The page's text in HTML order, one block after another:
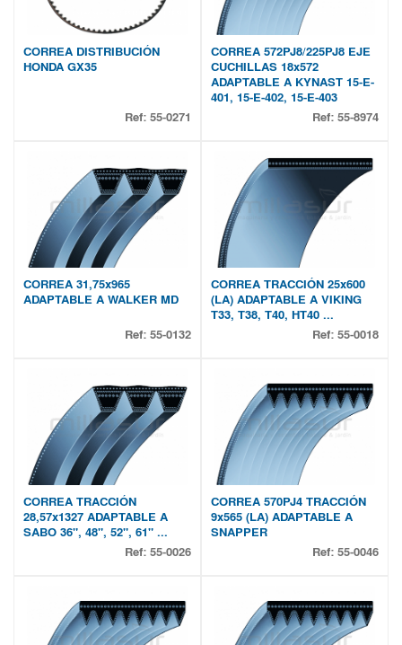
CORREA DISTRIBUCIÓN
HONDA GX35
Ref: 55-0271
CORREA 572PJ8/225PJ8 EJE
CUCHILLAS 18x572
ADAPTABLE A KYNAST 15-E-
401, 15-E-402, 15-E-403
Ref: 55-8974
CORREA 31,75x965
ADAPTABLE A WALKER MD
Ref: 55-0132
CORREA TRACCIÓN 25x600
(LA) ADAPTABLE A VIKING
T33, T38, T40, HT40 ...
Ref: 55-0018
CORREA TRACCIÓN
28,57x1327 ADAPTABLE A
SABO 36", 48", 52", 61" ...
Ref: 55-0026
CORREA 570PJ4 TRACCIÓN
9x565 (LA) ADAPTABLE A
SNAPPER
Ref: 55-0046